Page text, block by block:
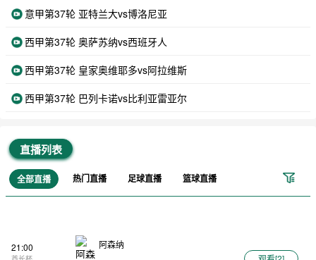
意甲第37轮 亚特兰大vs博洛尼亚
西甲第37轮 奥萨苏纳vs西班牙人
西甲第37轮 皇家奥维耶多vs阿拉维斯
西甲第37轮 巴列卡诺vs比利亚雷亚尔
直播列表
全部直播 热门直播 足球直播 篮球直播
21:00 阿森纳